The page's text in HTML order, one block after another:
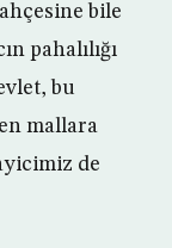
bile
pahalılığı
bu
mallara
de